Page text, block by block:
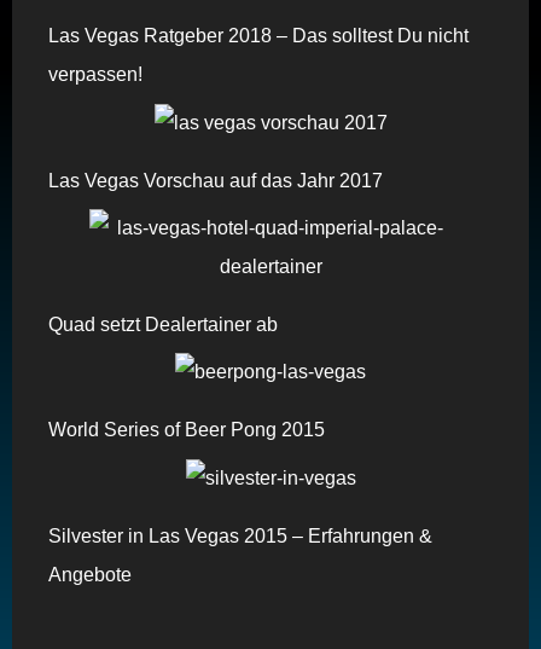
Las Vegas Ratgeber 2018 – Das solltest Du nicht
verpassen!
Las Vegas Vorschau auf das Jahr 2017
Quad setzt Dealertainer ab
World Series of Beer Pong 2015
Silvester in Las Vegas 2015 – Erfahrungen &
Angebote